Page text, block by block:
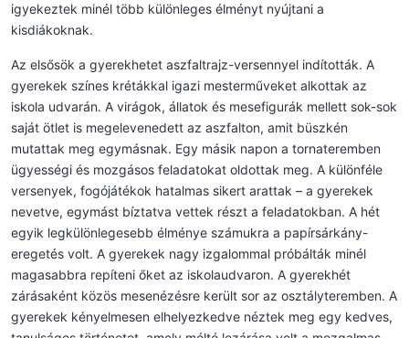
igyekeztek minél több különleges élményt nyújtani a
kisdiákoknak.
Az elsősök a gyerekhetet aszfaltrajz-versennyel indították. A
gyerekek színes krétákkal igazi mesterműveket alkottak az
iskola udvarán. A virágok, állatok és mesefigurák mellett sok-sok
saját ötlet is megelevenedett az aszfalton, amit büszkén
mutattak meg egymásnak. Egy másik napon a tornateremben
ügyességi és mozgásos feladatokat oldottak meg. A különféle
versenyek, fogójátékok hatalmas sikert arattak – a gyerekek
nevetve, egymást bíztatva vettek részt a feladatokban. A hét
egyik legkülönlegesebb élménye számukra a papírsárkány-
eregetés volt. A gyerekek nagy izgalommal próbálták minél
magasabbra repíteni őket az iskolaudvaron. A gyerekhét
zárásaként közös mesenézésre került sor az osztályteremben. A
gyerekek kényelmesen elhelyezkedve néztek meg egy kedves,